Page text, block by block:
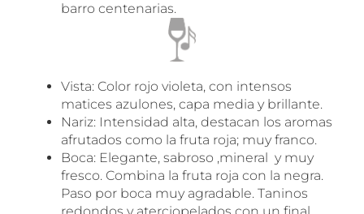
barro centenarias.
Vista: Color rojo violeta, con intensos
matices azulones, capa media y brillante.
Nariz: Intensidad alta, destacan los aromas
afrutados como la fruta roja; muy franco.
Boca: Elegante, sabroso ,mineral y muy
fresco. Combina la fruta roja con la negra.
Paso por boca muy agradable. Taninos